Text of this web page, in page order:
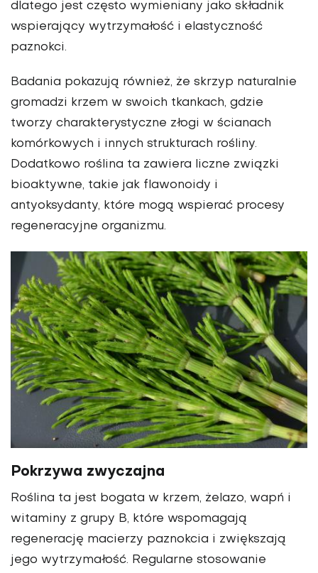
dlatego jest często wymieniany jako składnik
wspierający wytrzymałość i elastyczność
paznokci.
Badania pokazują również, że skrzyp naturalnie
gromadzi krzem w swoich tkankach, gdzie
tworzy charakterystyczne złogi w ścianach
komórkowych i innych strukturach rośliny.
Dodatkowo roślina ta zawiera liczne związki
bioaktywne, takie jak flawonoidy i
antyoksydanty, które mogą wspierać procesy
regeneracyjne organizmu.
Pokrzywa zwyczajna
Roślina ta jest bogata w krzem, żelazo, wapń i
witaminy z grupy B, które wspomagają
regenerację macierzy paznokcia i zwiększają
jego wytrzymałość. Regularne stosowanie